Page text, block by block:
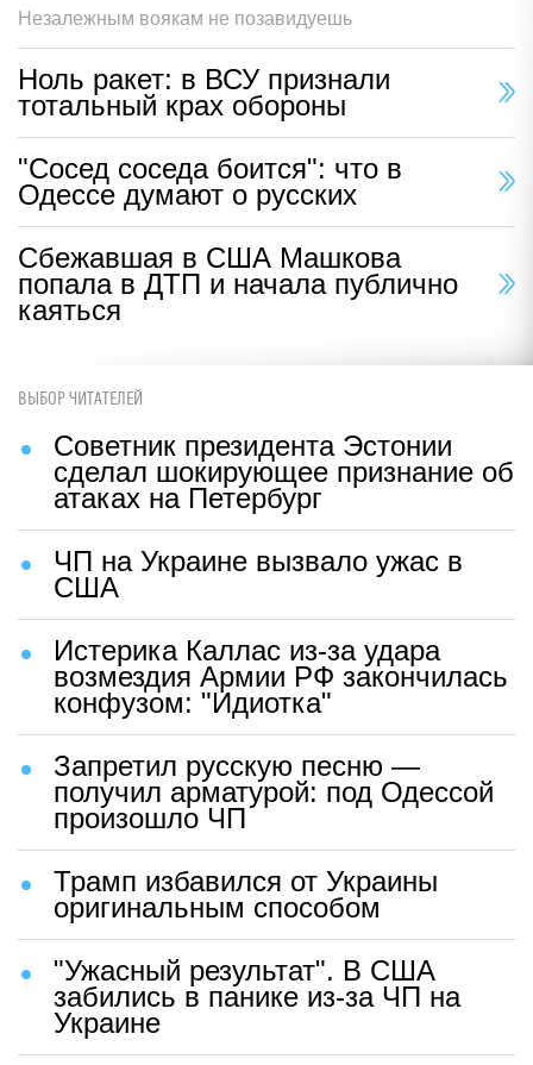
Незалежным воякам не позавидуешь
Ноль ракет: в ВСУ признали
тотальный крах обороны
"Сосед соседа боится": что в
Одессе думают о русских
Сбежавшая в США Машкова
попала в ДТП и начала публично
каяться
ВЫБОР ЧИТАТЕЛЕЙ
Советник президента Эстонии
сделал шокирующее признание об
атаках на Петербург
ЧП на Украине вызвало ужас в
США
Истерика Каллас из-за удара
возмездия Армии РФ закончилась
конфузом: "Идиотка"
Запретил русскую песню —
получил арматурой: под Одессой
произошло ЧП
Трамп избавился от Украины
оригинальным способом
"Ужасный результат". В США
забились в панике из-за ЧП на
Украине